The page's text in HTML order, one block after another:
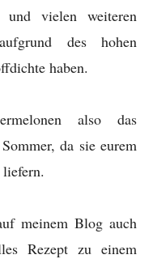
vielen weiteren
des hohen
haben.
also das
da sie eurem
meinem Blog auch
Rezept zu einem